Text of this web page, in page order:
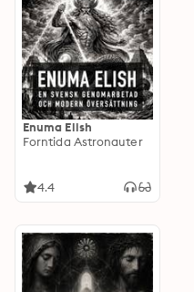
Enuma Elish
Forntida Astronauter
4.4